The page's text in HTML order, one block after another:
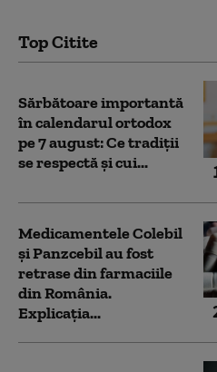
Top Citite
Sărbătoare importantă
în calendarul ortodox
pe 7 august: Ce tradiții
se respectă și cui...
Medicamentele Colebil
și Panzcebil au fost
retrase din farmaciile
din România.
Explicația...